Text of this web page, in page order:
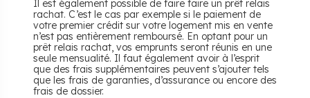
Il est également possible de faire faire un prêt relais
rachat. C’est le cas par exemple si le paiement de
votre premier crédit sur votre logement mis en vente
n’est pas entièrement remboursé. En optant pour un
prêt relais rachat, vos emprunts seront réunis en une
seule mensualité. Il faut également avoir à l’esprit
que des frais supplémentaires peuvent s’ajouter tels
que les frais de garanties, d’assurance ou encore des
frais de dossier.